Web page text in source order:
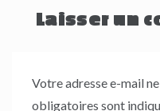
Laisser un
Votre adresse e-mail
obligatoires sont